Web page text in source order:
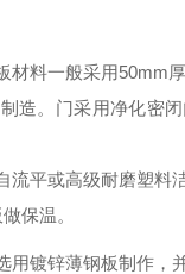
材料一般采用50mm
造。门采用净化密
流平或高级耐磨塑料
保温。
用镀锌薄钢板制作，